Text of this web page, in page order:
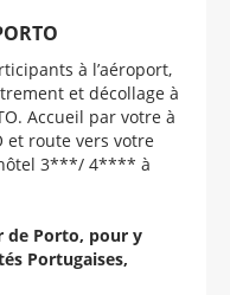
à l’aéroport,
et décollage à
Accueil par votre à
et route vers votre
3***/ 4**** à
de Porto, pour y
Portugaises,